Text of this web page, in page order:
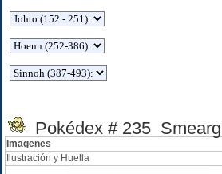
Pokédex # 235
Imagenes
Ilustración y Huella